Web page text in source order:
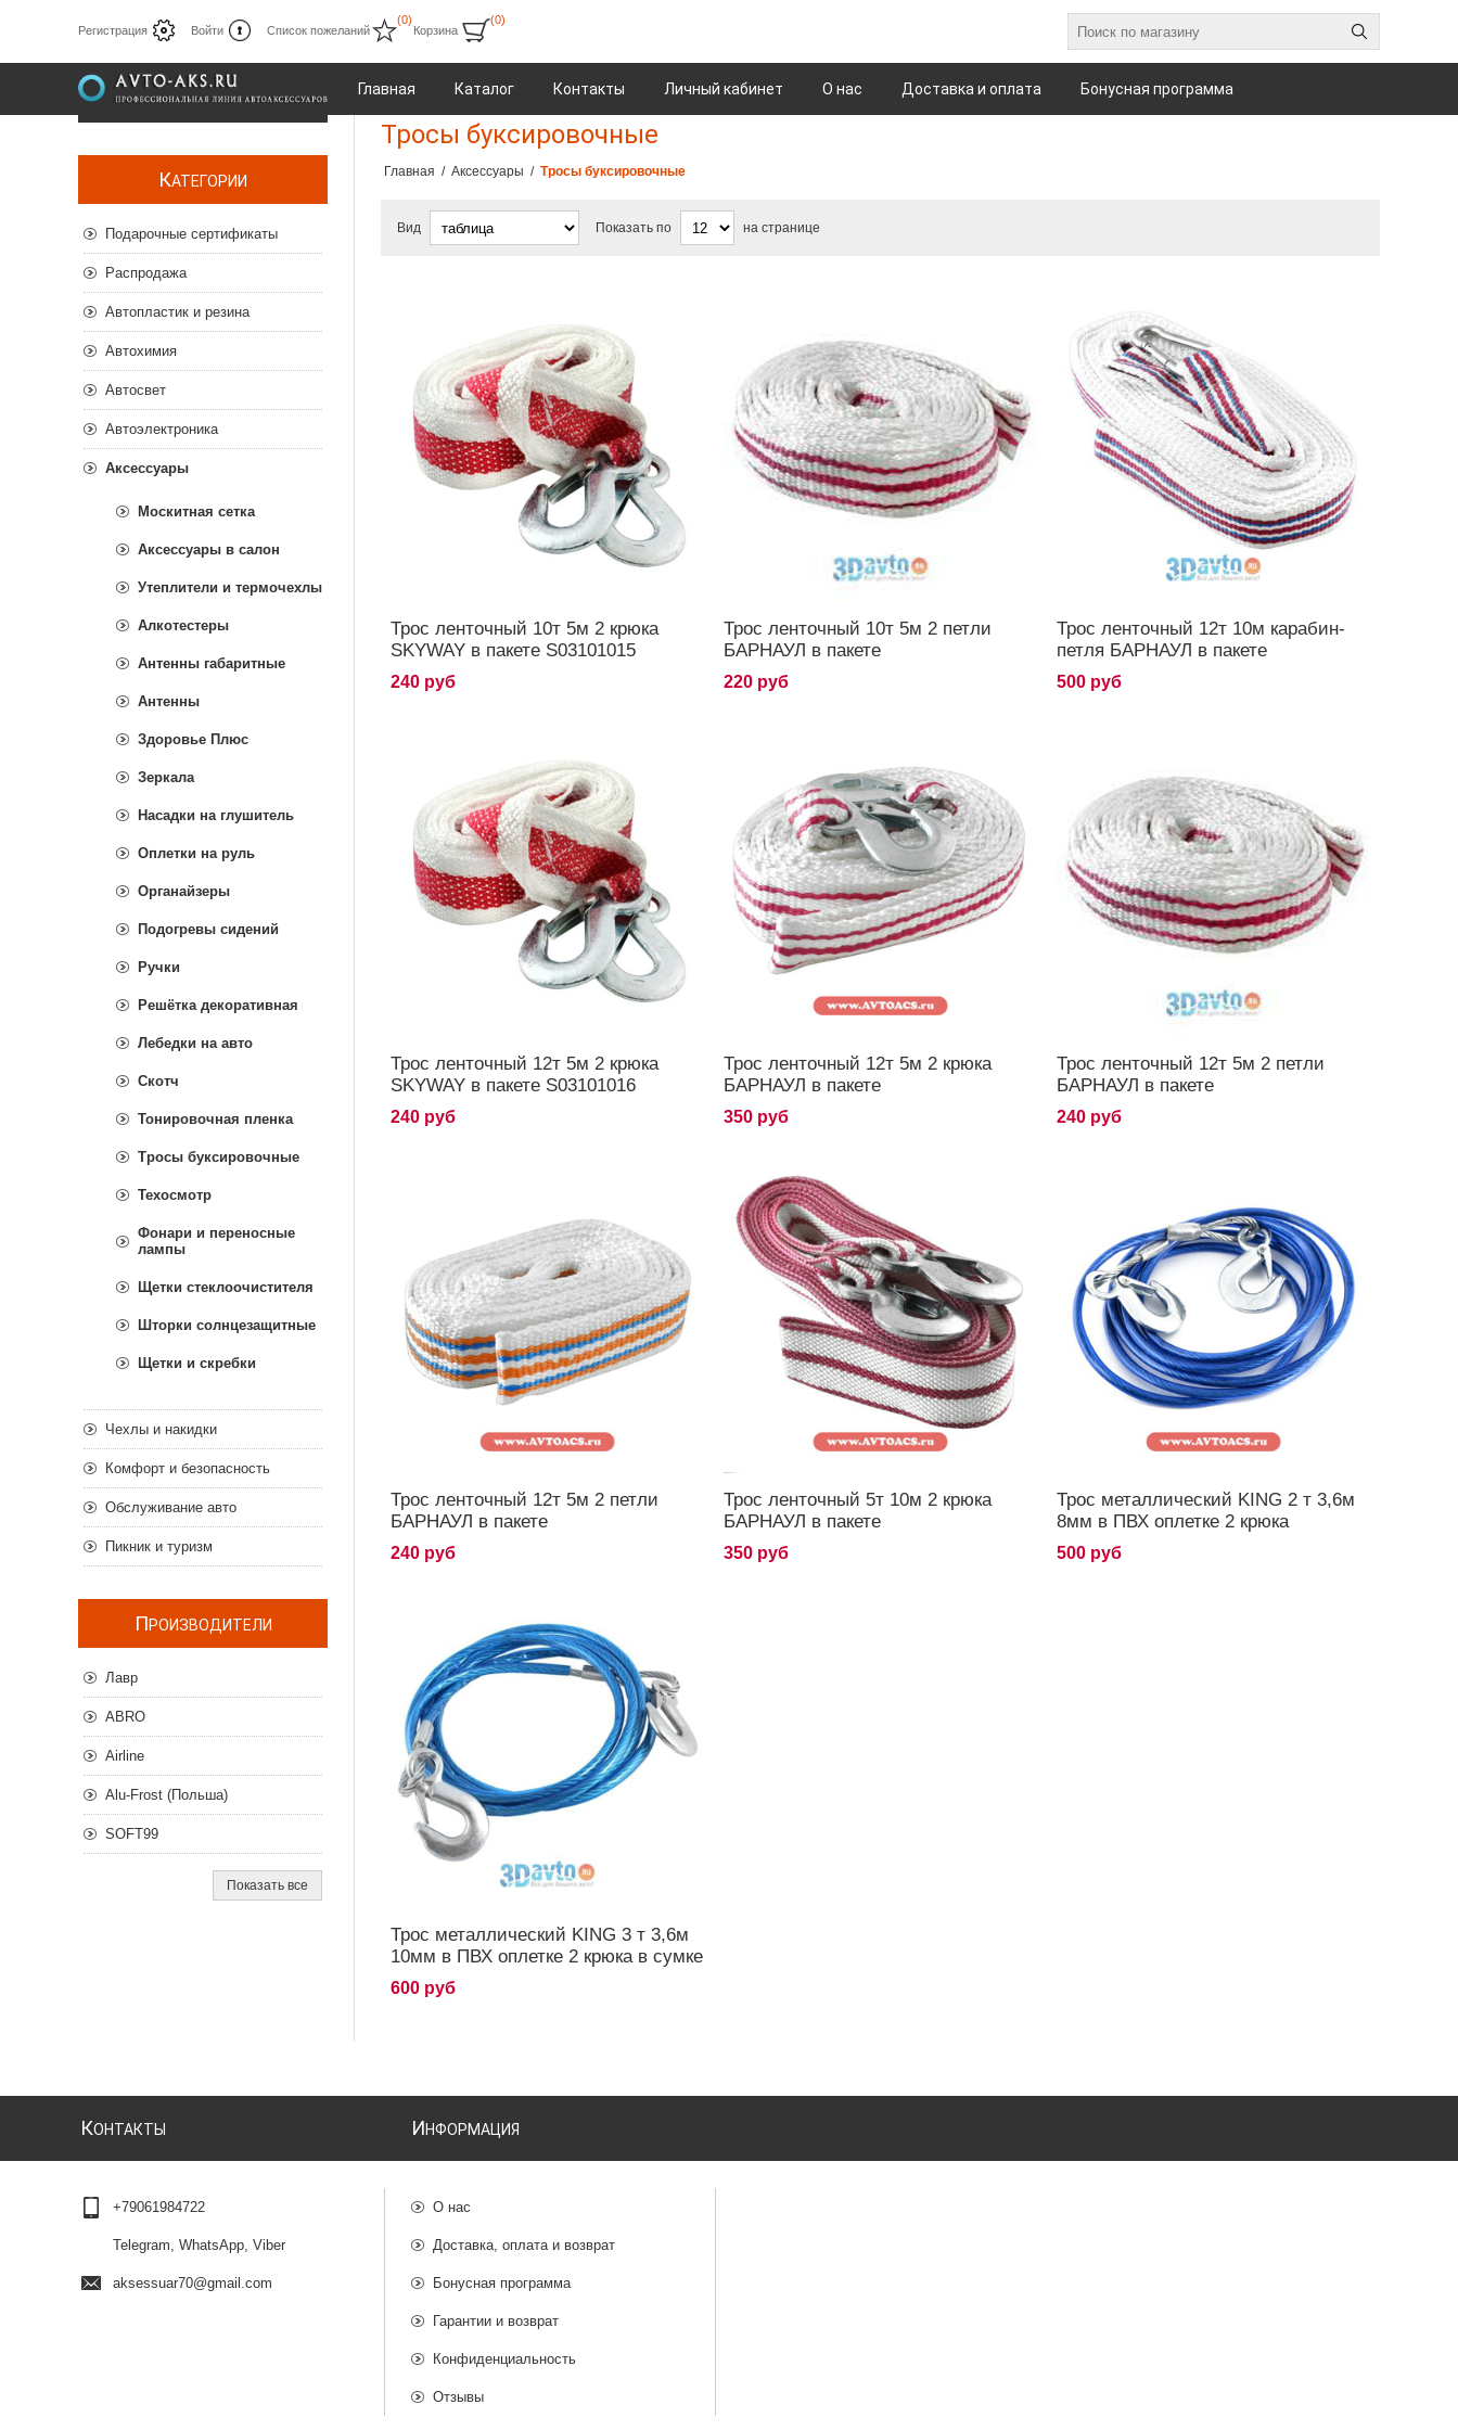
Регистрация Войти Список пожеланий
(0)
Корзина
(0)
Главная Каталог Контакты Личный кабинет О нас Доставка и оплата Бонусная программа
Тросы буксировочные
Главная / Аксессуары / Тросы буксировочные
Вид Показать по на странице
Трос ленточный 10т 5м 2 крюка
SKYWAY в пакете S03101015
240 руб
Трос ленточный 10т 5м 2 петли
БАРНАУЛ в пакете
220 руб
Трос ленточный 12т 10м карабин-
петля БАРНАУЛ в пакете
500 руб
Трос ленточный 12т 5м 2 крюка
SKYWAY в пакете S03101016
240 руб
Трос ленточный 12т 5м 2 крюка
БАРНАУЛ в пакете
350 руб
Трос ленточный 12т 5м 2 петли
БАРНАУЛ в пакете
240 руб
Трос ленточный 12т 5м 2 петли
БАРНАУЛ в пакете
240 руб
Трос ленточный 5т 10м 2 крюка
БАРНАУЛ в пакете
350 руб
Трос металлический KING 2 т 3,6м
8мм в ПВХ оплетке 2 крюка
500 руб
Трос металлический KING 3 т 3,6м
10мм в ПВХ оплетке 2 крюка в сумке
600 руб
КАТЕГОРИИ
Подарочные сертификаты
Распродажа
Автопластик и резина
Автохимия
Автосвет
Автоэлектроника
Аксессуары
Москитная сетка
Аксессуары в салон
Утеплители и термочехлы
Алкотестеры
Антенны габаритные
Антенны
Здоровье Плюс
Зеркала
Насадки на глушитель
Оплетки на руль
Органайзеры
Подогревы сидений
Ручки
Решётка декоративная
Лебедки на авто
Скотч
Тонировочная пленка
Тросы буксировочные
Техосмотр
Фонари и переносные
лампы
Щетки стеклоочистителя
Шторки солнцезащитные
Щетки и скребки
Чехлы и накидки
Комфорт и безопасность
Обслуживание авто
Пикник и туризм
ПРОИЗВОДИТЕЛИ
Лавр
ABRO
Airline
Alu-Frost (Польша)
SOFT99
Показать все
КОНТАКТЫ
+79061984722
Telegram, WhatsApp, Viber
aksessuar70@gmail.com
ИНФОРМАЦИЯ
О нас
Доставка, оплата и возврат
Бонусная программа
Гарантии и возврат
Конфиденциальность
Отзывы